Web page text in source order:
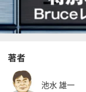
著者
池水 雄一